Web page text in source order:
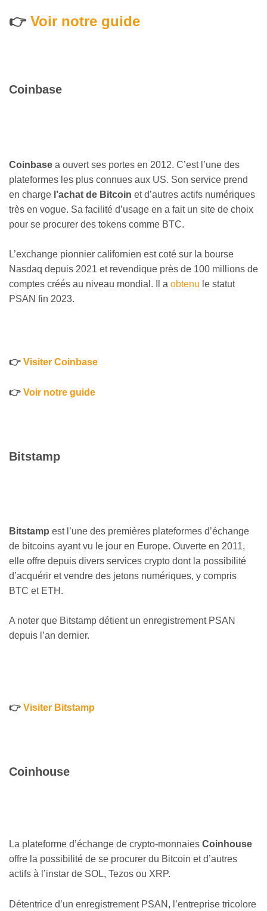
👉 Voir notre guide
Coinbase
Coinbase a ouvert ses portes en 2012. C’est l’une des
plateformes les plus connues aux US. Son service prend
en charge l’achat de Bitcoin et d’autres actifs numériques
très en vogue. Sa facilité d’usage en a fait un site de choix
pour se procurer des tokens comme BTC.
L’exchange pionnier californien est coté sur la bourse
Nasdaq depuis 2021 et revendique près de 100 millions de
comptes créés au niveau mondial. Il a obtenu le statut
PSAN fin 2023.
👉 Visiter Coinbase
👉 Voir notre guide
Bitstamp
Bitstamp est l’une des premières plateformes d’échange
de bitcoins ayant vu le jour en Europe. Ouverte en 2011,
elle offre depuis divers services crypto dont la possibilité
d’acquérir et vendre des jetons numériques, y compris
BTC et ETH.
A noter que Bitstamp détient un enregistrement PSAN
depuis l’an dernier.
👉 Visiter Bitstamp
Coinhouse
La plateforme d’échange de crypto-monnaies Coinhouse
offre la possibilité de se procurer du Bitcoin et d’autres
actifs à l’instar de SOL, Tezos ou XRP.
Détentrice d’un enregistrement PSAN, l’entreprise tricolore